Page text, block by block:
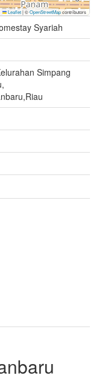
Leaflet|©OpenStreetMapcontributors
Syariah
Simpang